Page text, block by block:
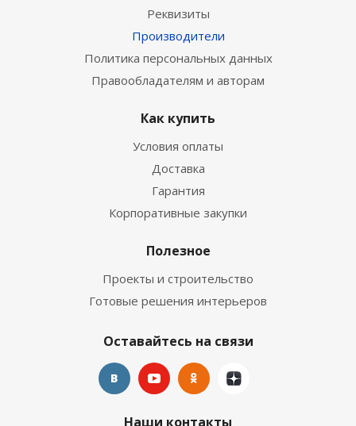
Реквизиты
Производители
Политика персональных данных
Правообладателям и авторам
Как купить
Условия оплаты
Доставка
Гарантия
Корпоративные закупки
Полезное
Проекты и строительство
Готовые решения интерьеров
Оставайтесь на связи
Наши контакты